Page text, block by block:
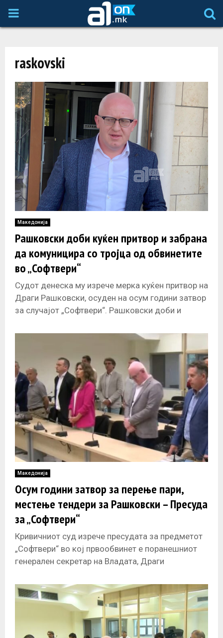
P
M
A
R
Y
M
E
N
U
raskovski
Македонија
Рашковски доби куќен притвор и забрана
да комуницира со тројца од обвинетите
во „Софтвери“
Судот денеска му изрече мерка куќен притвор на
Драги Рашковски, осуден на осум години затвор
за случајот „Софтвери“. Рашковски доби и
Македонија
Осум години затвор за перење пари,
местење тендери за Рашковски – Пресуда
за „Софтвери“
Кривичниот суд изрече пресудата за предметот
„Софтвери“ во кој првообвинет е поранешниот
генерален секретар на Владата, Драги